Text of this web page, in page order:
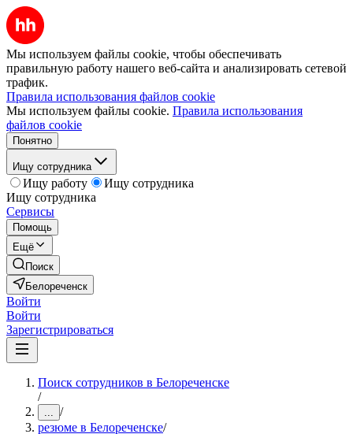
Мы используем файлы cookie, чтобы обеспечивать
правильную работу нашего веб-сайта и анализировать сетевой
трафик.
Правила использования файлов cookie
Мы используем файлы cookie. Правила использования
файлов cookie
Понятно
Ищу сотрудника
Ищу работу
Ищу сотрудника
Ищу сотрудника
Сервисы
Помощь
Ещё
Поиск
Белореченск
Войти
Войти
Зарегистрироваться
Поиск сотрудников в Белореченске
/
... /
резюме в Белореченске/